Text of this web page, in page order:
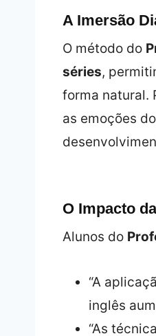
A Imersão
O método do
séries,
forma natural.
as emoções
O Impacto
Alunos do
“A
inglês
“As